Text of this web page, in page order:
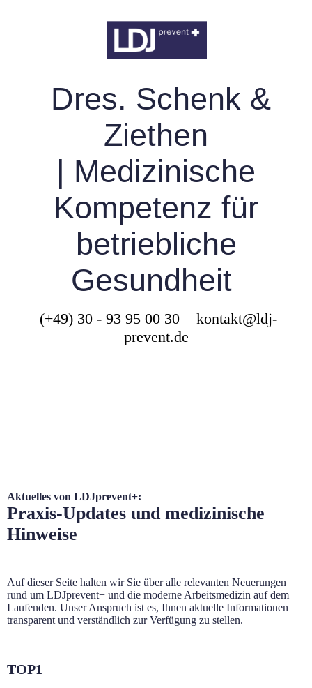
Dres. Schenk &
Ziethen
| Medizinische
Kompetenz für
betriebliche
Gesundheit
(+49) 30 - 93 95 00 30 kontakt@ldj-
prevent.de
Aktuelles von LDJprevent+:
Praxis-Updates und medizinische
Hinweise
Auf dieser Seite halten wir Sie über alle relevanten Neuerungen
rund um LDJprevent+ und die moderne Arbeitsmedizin auf dem
Laufenden. Unser Anspruch ist es, Ihnen aktuelle Informationen
transparent und verständlich zur Verfügung zu stellen.
TOP1